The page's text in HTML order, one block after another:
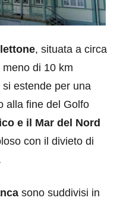
, situata a circa
di 10 km
si estende per una
alla fine del Golfo
e il Mar del Nord
con il divieto di
sono suddivisi in